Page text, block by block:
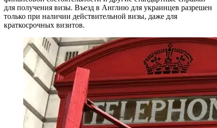
для получения визы. Въезд в Англию для украинцев разрешен
только при наличии действительной визы, даже для
краткосрочных визитов.